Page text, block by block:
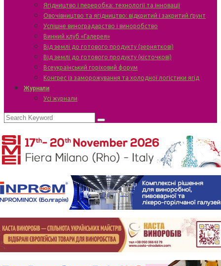
Ягідництво і переробка: технології та інновації
Овочівництво та ягідництво: відкритий і закритий ґрунт
Успішне виноградарство і виноробство
Винний клуб «Галерея»
Від землі до готового продукту (зерняткові)
Від землі до готового продукту (кісточкові)
Всеукраїнський горіховий форум
Конгрес із заморожування та холодної логістики ягід
Журнали
Усі журнали